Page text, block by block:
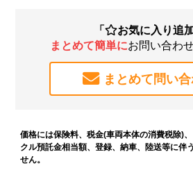
「 お気に入り追加
まとめて簡単にお問い合わ
まとめて問い
価格には保険料、税金(車両本体の消費税除)
クル預託金相当額、登録、納車、陸送等に伴
せん。